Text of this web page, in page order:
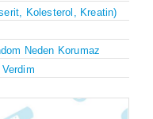
Kolesterol, Kreatin)
Neden Korumaz